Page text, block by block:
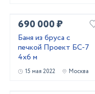
690 000 ₽
Баня из бруса с
печкой Проект БС-7
4х6 м
15 мая 2022 Москва